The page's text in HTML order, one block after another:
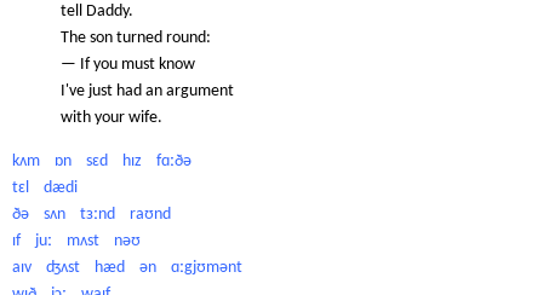
tell Daddy.
The son turned round:
— If you must know
I've just had an argument
with your wife.
kʌm ɒn sɛd hɪz fɑːðə
tɛl dædi
ðə sʌn tɜːnd raʊnd
ɪf juː mʌst nəʊ
aɪv ʤʌst hæd ən ɑːgjʊmənt